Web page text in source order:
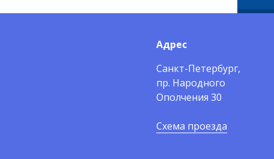
Адрес
Санкт-Петербург,
пр. Народного
Ополчения 30
Схема проезда